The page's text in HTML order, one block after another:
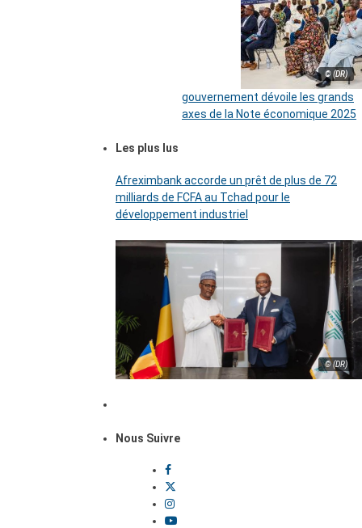
© (DR)
gouvernement dévoile les grands
axes de la Note économique 2025
Les plus lus
Afreximbank accorde un prêt de plus de 72
milliards de FCFA au Tchad pour le
développement industriel
© (DR)
Nous Suivre